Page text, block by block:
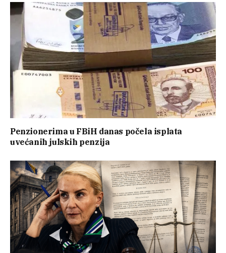
Penzionerima u FBiH danas počela isplata
uvećanih julskih penzija